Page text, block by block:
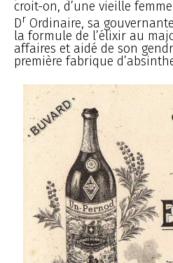
croit-on, d’une vieille
Dr Ordinaire, sa
la formule de l’élixir au
affaires et aidé de son
première fabrique